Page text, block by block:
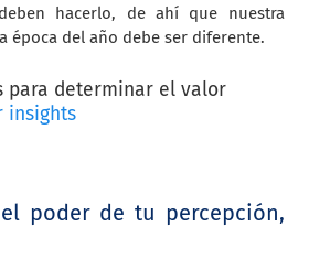
hacerlo, de ahí que nuestra
época del año debe ser diferente.
para determinar el valor
insights
poder de tu percepción,